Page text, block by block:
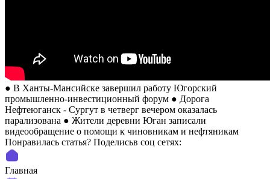
● В Ханты-Мансийске завершил работу Югорский
промышленно-инвестиционный форум ● Дорога
Нефтеюганск - Сургут в четверг вечером оказалась
парализована ● Жители деревни Юган записали
видеообращение о помощи к чиновникам и нефтяникам
Понравилась статья? Поделиcьв соц сетях:
Главная